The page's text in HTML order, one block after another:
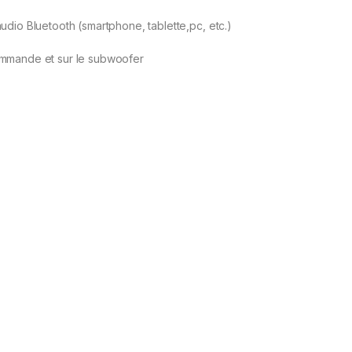
Bluetooth (smartphone, tablette,pc, etc.)
et sur le subwoofer